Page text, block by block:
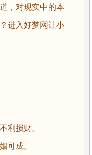
，对现实中的本
进入好梦网让小
利损财。
可成。